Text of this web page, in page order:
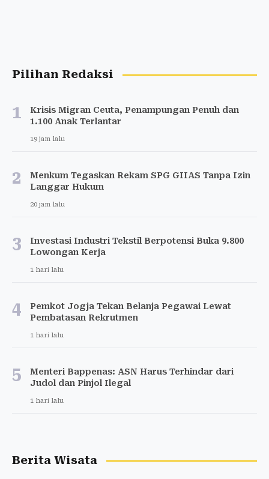
Pilihan Redaksi
1
Krisis Migran Ceuta, Penampungan Penuh dan
1.100 Anak Terlantar
19 jam lalu
2
Menkum Tegaskan Rekam SPG GIIAS Tanpa Izin
Langgar Hukum
20 jam lalu
3
Investasi Industri Tekstil Berpotensi Buka 9.800
Lowongan Kerja
1 hari lalu
4
Pemkot Jogja Tekan Belanja Pegawai Lewat
Pembatasan Rekrutmen
1 hari lalu
5
Menteri Bappenas: ASN Harus Terhindar dari
Judol dan Pinjol Ilegal
1 hari lalu
Berita Wisata